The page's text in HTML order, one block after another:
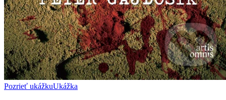
Pozrieť ukážkuUkážka